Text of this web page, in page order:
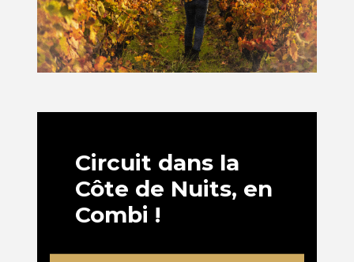
Circuit dans la
Côte de Nuits, en
Combi !